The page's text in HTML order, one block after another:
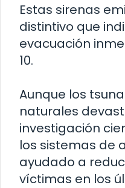
Estas sirenas
distintivo que
evacuación
10.
Aunque los
naturales
investigación
los sistemas de
ayudado a
víctimas en los